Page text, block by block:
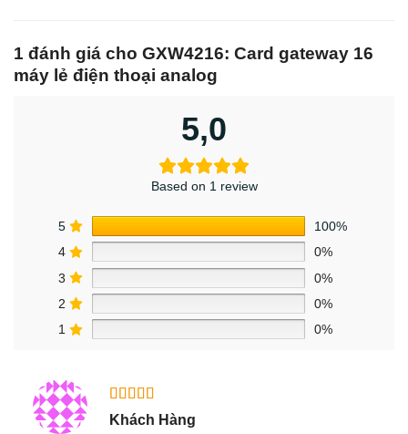
1 đánh giá cho GXW4216: Card gateway 16
máy lẻ điện thoại analog
5,0
Based on 1 review
5
100%
4
0%
3
0%
2
0%
1
0%
Được xếp
Khách Hàng